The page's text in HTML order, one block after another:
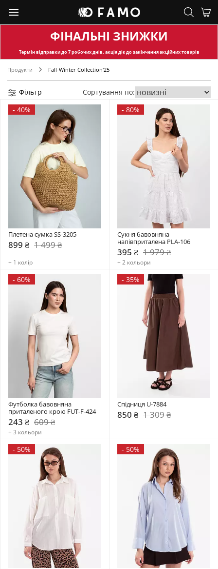
ФІНАЛЬНІ ЗНИЖКИ
Термін відправкидо 7 робочих днів, акція діє до закінчення акційних товарів
Продукти Fall-Winter Collection'25
Фільтр
Сортування по:
- 40%
Плетена сумка SS-3205
899 ₴ 1 499 ₴
+ 1 колір
- 80%
Сукня бавовняна
напівприталена PLA-106
395 ₴ 1 979 ₴
+ 2 кольори
- 60%
Футболка бавовняна
приталеного крою FUT-F-424
243 ₴ 609 ₴
+ 3 кольори
- 35%
Спідниця U-7884
850 ₴ 1 309 ₴
- 50% - 50%